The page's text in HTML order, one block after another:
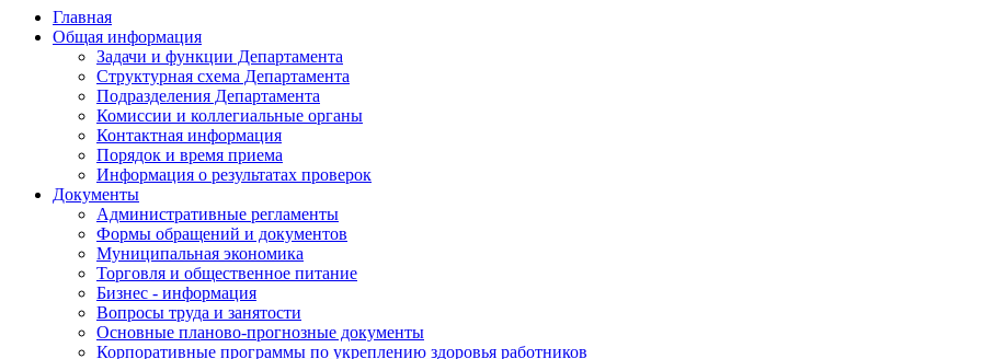
Главная
Общая информация
Задачи и функции Департамента
Структурная схема Департамента
Подразделения Департамента
Комиссии и коллегиальные органы
Контактная информация
Порядок и время приема
Информация о результатах проверок
Документы
Административные регламенты
Формы обращений и документов
Муниципальная экономика
Торговля и общественное питание
Бизнес - информация
Вопросы труда и занятости
Основные планово-прогнозные документы
Корпоративные программы по укреплению здоровья работников